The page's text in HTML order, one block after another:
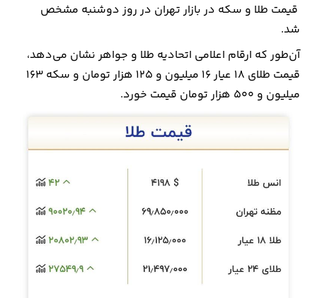
کشاورزی
راه
و
مسکن
ایران
ارتباطات
خودرو
قیمت طلا و سکه در بازار تهران در روز دوشنبه مشخص
شد.
آن‌طور که ارقام اعلامی اتحادیه طلا و جواهر نشان می‌دهد،
قیمت طلای ۱۸ عیار ۱۶ میلیون و ۱۲۵ هزار تومان و سکه ۱۶۳
میلیون و ۵۰۰ هزار تومان قیمت خورد.